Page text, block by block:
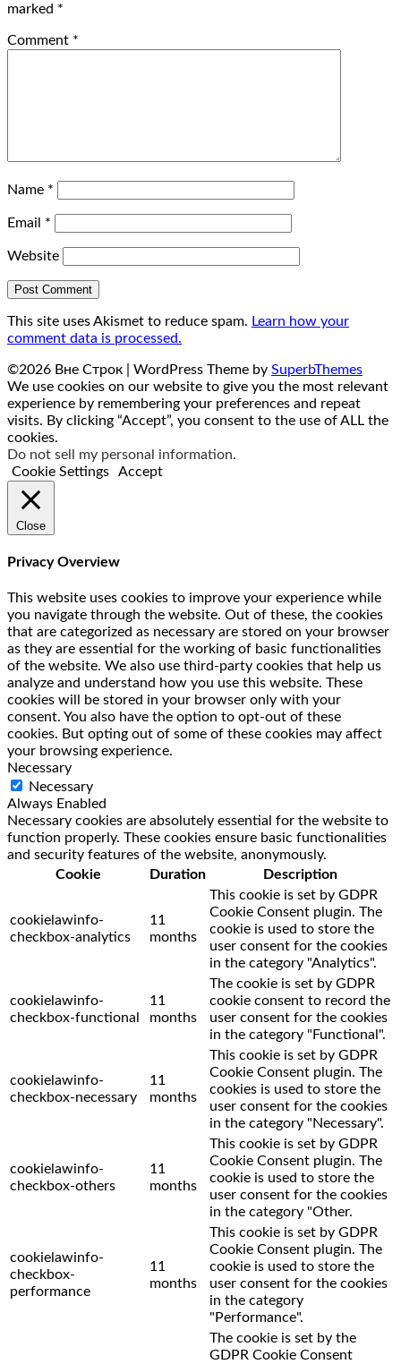
marked *
Comment *
Name *
Email *
Website
This site uses Akismet to reduce spam. Learn how your
comment data is processed.
©2026 Вне Строк | WordPress Theme by SuperbThemes
We use cookies on our website to give you the most relevant
experience by remembering your preferences and repeat
visits. By clicking “Accept”, you consent to the use of ALL the
cookies.
Do not sell my personal information.
Cookie Settings
Accept
Close
Privacy Overview
This website uses cookies to improve your experience while
you navigate through the website. Out of these, the cookies
that are categorized as necessary are stored on your browser
as they are essential for the working of basic functionalities
of the website. We also use third-party cookies that help us
analyze and understand how you use this website. These
cookies will be stored in your browser only with your
consent. You also have the option to opt-out of these
cookies. But opting out of some of these cookies may affect
your browsing experience.
Necessary
Necessary
Always Enabled
Necessary cookies are absolutely essential for the website to
function properly. These cookies ensure basic functionalities
and security features of the website, anonymously.
Cookie
Duration Description
cookielawinfo-
checkbox-analytics
11
months
This cookie is set by GDPR
Cookie Consent plugin. The
cookie is used to store the
user consent for the cookies
in the category "Analytics".
cookielawinfo-
checkbox-functional
11
months
The cookie is set by GDPR
cookie consent to record the
user consent for the cookies
in the category "Functional".
cookielawinfo-
checkbox-necessary
11
months
This cookie is set by GDPR
Cookie Consent plugin. The
cookies is used to store the
user consent for the cookies
in the category "Necessary".
cookielawinfo-
checkbox-others
11
months
This cookie is set by GDPR
Cookie Consent plugin. The
cookie is used to store the
user consent for the cookies
in the category "Other.
cookielawinfo-
checkbox-
performance
11
months
This cookie is set by GDPR
Cookie Consent plugin. The
cookie is used to store the
user consent for the cookies
in the category
"Performance".
The cookie is set by the
GDPR Cookie Consent